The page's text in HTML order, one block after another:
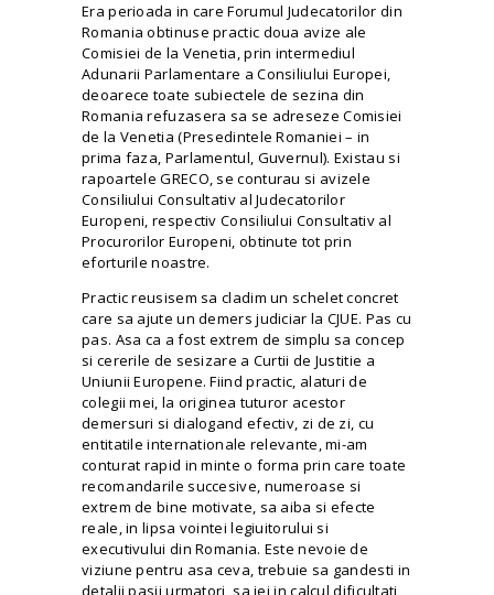
Era perioada in care Forumul Judecatorilor din
Romania obtinuse practic doua avize ale
Comisiei de la Venetia, prin intermediul
Adunarii Parlamentare a Consiliului Europei,
deoarece toate subiectele de sezina din
Romania refuzasera sa se adreseze Comisiei
de la Venetia (Presedintele Romaniei – in
prima faza, Parlamentul, Guvernul). Existau si
rapoartele GRECO, se conturau si avizele
Consiliului Consultativ al Judecatorilor
Europeni, respectiv Consiliului Consultativ al
Procurorilor Europeni, obtinute tot prin
eforturile noastre.
Practic reusisem sa cladim un schelet concret
care sa ajute un demers judiciar la CJUE. Pas cu
pas. Asa ca a fost extrem de simplu sa concep
si cererile de sesizare a Curtii de Justitie a
Uniunii Europene. Fiind practic, alaturi de
colegii mei, la originea tuturor acestor
demersuri si dialogand efectiv, zi de zi, cu
entitatile internationale relevante, mi-am
conturat rapid in minte o forma prin care toate
recomandarile succesive, numeroase si
extrem de bine motivate, sa aiba si efecte
reale, in lipsa vointei legiuitorului si
executivului din Romania. Este nevoie de
viziune pentru asa ceva, trebuie sa gandesti in
detalii pasii urmatori, sa iei in calcul dificultati